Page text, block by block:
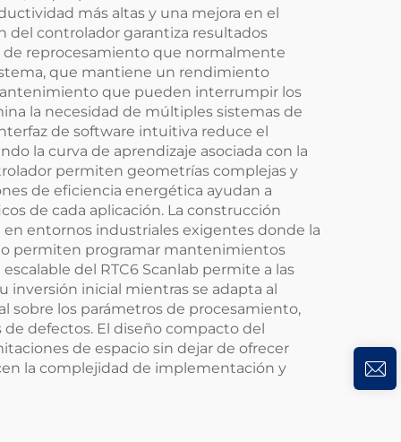
más altas y una mejora en el
del controlador garantiza resultados
reprocesamiento que normalmente
que mantiene un rendimiento
que pueden interrumpir los
la necesidad de múltiples sistemas de
de software intuitiva reduce el
la curva de aprendizaje asociada con la
permiten geometrías complejas y
de eficiencia energética ayudan a
de cada aplicación. La construcción
entornos industriales exigentes donde la
permiten programar mantenimientos
del RTC6 Scanlab permite a las
inversión inicial mientras se adapta al
los parámetros de procesamiento,
defectos. El diseño compacto del
de espacio sin dejar de ofrecer
la complejidad de implementación y